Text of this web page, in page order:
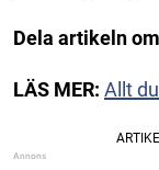
Dela artikeln
LÄS MER: Allt